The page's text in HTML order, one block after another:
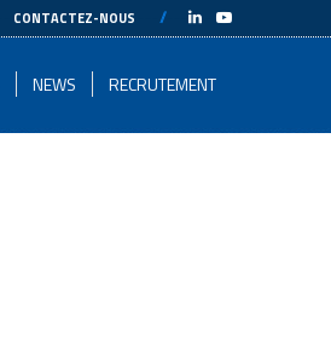
CONTACTEZ-NOUS //
NEWS RECRUTEMENT